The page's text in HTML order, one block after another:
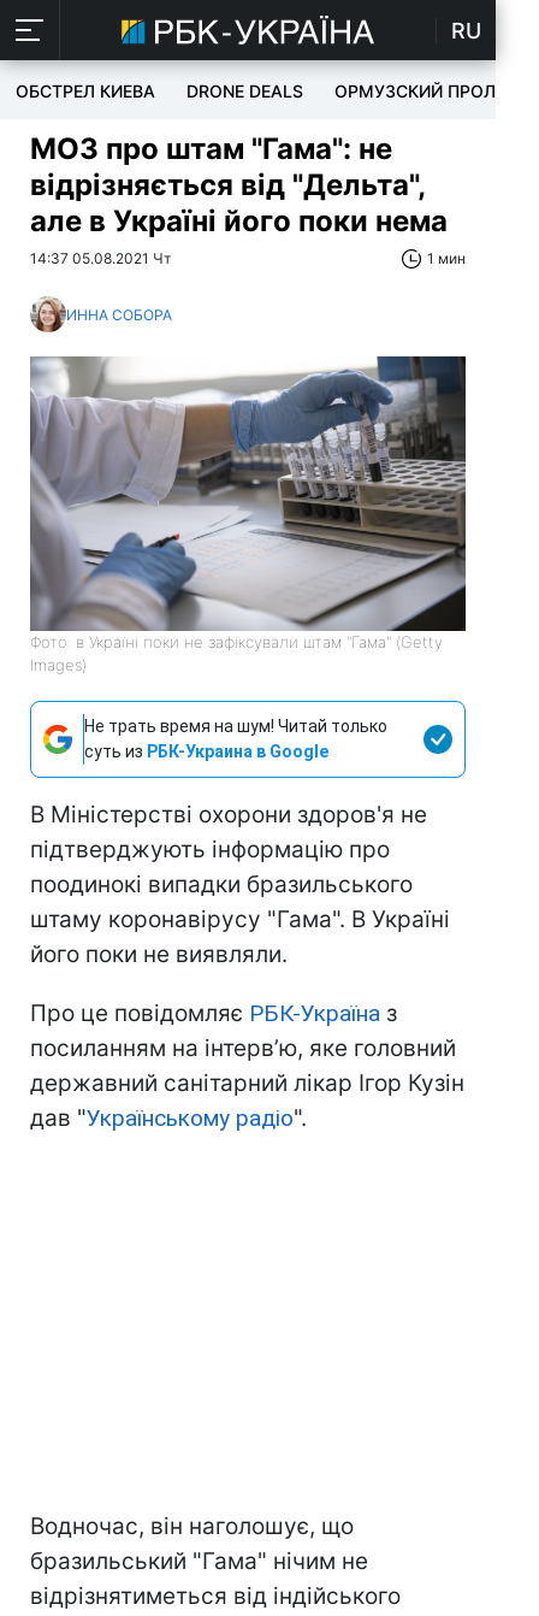
RU
ОБСТРЕЛ КИЕВА DRONE DEALS ОРМУЗСКИЙ ПРОЛИВ
МОЗ про штам "Гама": не
відрізняється від "Дельта",
але в Україні його поки нема
14:37 05.08.2021 Чт 1 мин
ИННА СОБОРА
Фото: в Україні поки не зафіксували штам "Гама" (Getty
Images)
Не трать время на шум! Читай только
суть из РБК-Украина в Google
В Міністерстві охорони здоров'я не
підтверджують інформацію про
поодинокі випадки бразильського
штаму коронавірусу "Гама". В Україні
його поки не виявляли.
Про це повідомляє РБК-Україна з
посиланням на інтерв’ю, яке головний
державний санітарний лікар Ігор Кузін
дав "Українському радіо".
Водночас, він наголошує, що
бразильський "Гама" нічим не
відрізнятиметься від індійського